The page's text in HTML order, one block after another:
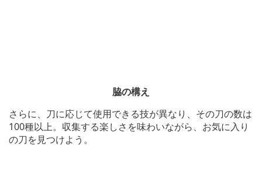
脇の構え
さらに、刀に応じて使用できる技が異なり、その刀の数は
100種以上。収集する楽しさを味わいながら、お気に入り
の刀を見つけよう。